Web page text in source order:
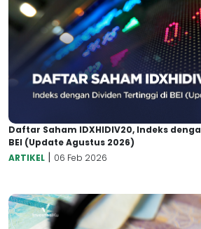
Daftar Saham IDXHIDIV20, Indeks
BEI (Update Agustus 2026)
ARTIKEL | 06 Feb 2026